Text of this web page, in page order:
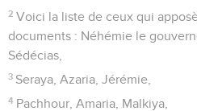
2 Voici la liste de ceux qui
documents : Néhémie le
Sédécias,
3 Seraya, Azaria, Jérémie,
4 Pachhour, Amaria, Malkiya,